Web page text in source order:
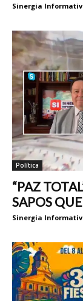
Sinergia
Política
“PAZ
SAPOS
Sinergia